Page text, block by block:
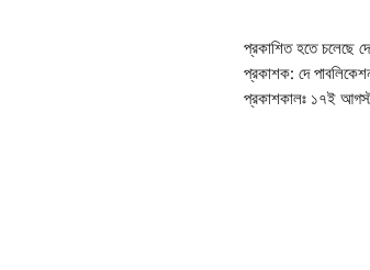
প্রকাশিত হতে চলেছে
প্রকাশক: দে
প্রকাশকালঃ ১৭ই